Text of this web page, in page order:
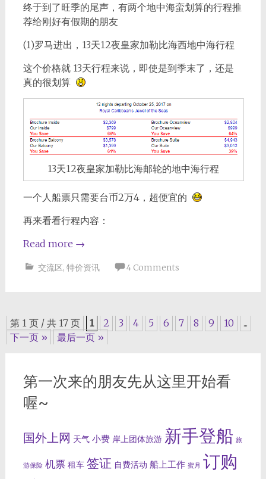
终于到了旺季的尾声，有两个地中海蛮划算的行程推
荐给刚好有假期的朋友
(1)罗马进出，13天12夜皇家加勒比海西地中海行程
这个价格就 13天行程来说，即使是到季末了，还是
真的很划算
13天12夜皇家加勒比海邮轮的地中海行程
一个人船票只需要台币2万4，超便宜的
再来看看行程内容：
Read more →
交流区, 特价资讯 4 Comments
Posts
navigation
第 1 页 / 共 17 页 1 2 3 4 5 6 7 8 9 10
...
下一页 »
最后一页 »
第一次来的朋友先从这里开始看
喔~
国外上网 天气 小费 岸上团体旅游 新手登船 旅
游保险 机票 租车 签证 自费活动 船上工作 蜜月 订购